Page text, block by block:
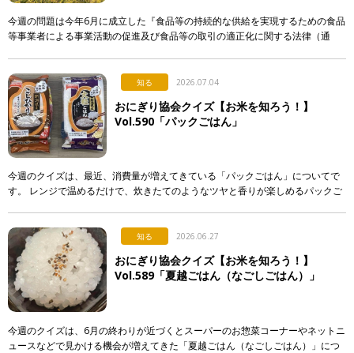
今週の問題は今年6月に成立した『食品等の持続的な供給を実現するための食品
等事業者による事業活動の促進及び食品等の取引の適正化に関する法律（通
知る 2026.07.04
おにぎり協会クイズ【お米を知ろう！】
Vol.590「パックごはん」
今週のクイズは、最近、消費量が増えてきている「パックごはん」についてで
す。 レンジで温めるだけで、炊きたてのようなツヤと香りが楽しめるパックご
知る 2026.06.27
おにぎり協会クイズ【お米を知ろう！】
Vol.589「夏越ごはん（なごしごはん）」
今週のクイズは、6月の終わりが近づくとスーパーのお惣菜コーナーやネットニ
ュースなどで見かける機会が増えてきた「夏越ごはん（なごしごはん）」につ